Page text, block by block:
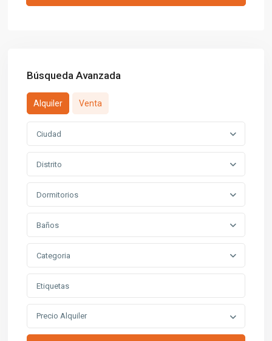
Búsqueda Avanzada
Alquiler Venta
Ciudad
Distrito
Dormitorios
Baños
Categoria
Precio Alquiler